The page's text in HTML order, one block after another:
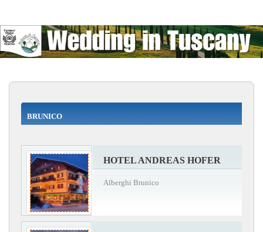
BRUNICO
HOTEL ANDREAS HOFER
Alberghi Brunico